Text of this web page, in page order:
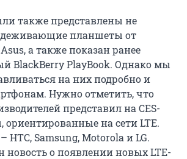
также представлены не
планшеты от
а также показан ранее
BlackBerry PlayBook. Однако мы
на них подробно и
Нужно отметить, что
представил на CES-
ориентированные на сети LTE.
HTC, Samsung, Motorola и LG.
новость о появлении новых LTE-